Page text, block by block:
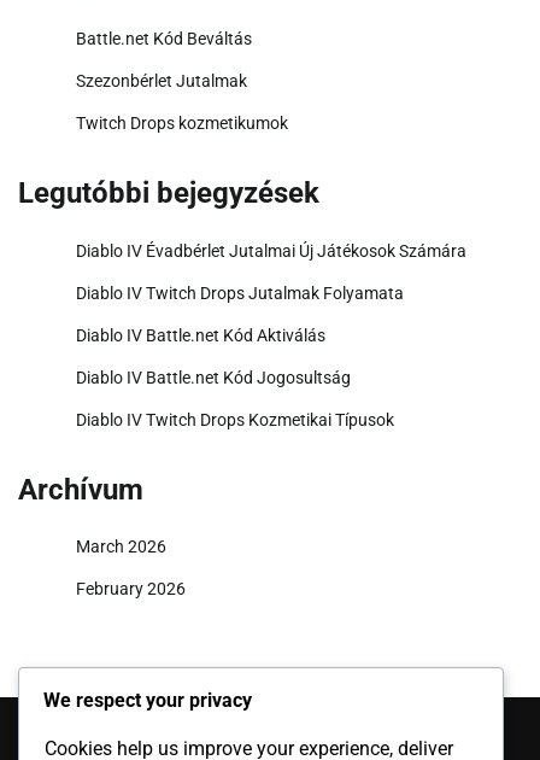
Battle.net Kód Beváltás
Szezonbérlet Jutalmak
Twitch Drops kozmetikumok
Legutóbbi bejegyzések
Diablo IV Évadbérlet Jutalmai Új Játékosok Számára
Diablo IV Twitch Drops Jutalmak Folyamata
Diablo IV Battle.net Kód Aktiválás
Diablo IV Battle.net Kód Jogosultság
Diablo IV Twitch Drops Kozmetikai Típusok
Archívum
March 2026
February 2026
Legutóbbi bejegyzések
We respect your privacy
Cookies help us improve your experience, deliver